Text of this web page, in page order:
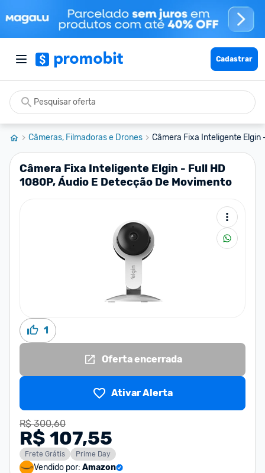
Cadastrar
Câmeras, Filmadoras e Drones Câmera Fixa Inteligente Elgin
Câmera Fixa Inteligente Elgin - Full HD
1080P, Áudio E Detecção De Movimento
1
Oferta encerrada
Ativar Alerta
R$ 300,60
R$ 107,55
Frete Grátis Prime Day
Vendido por: Amazon